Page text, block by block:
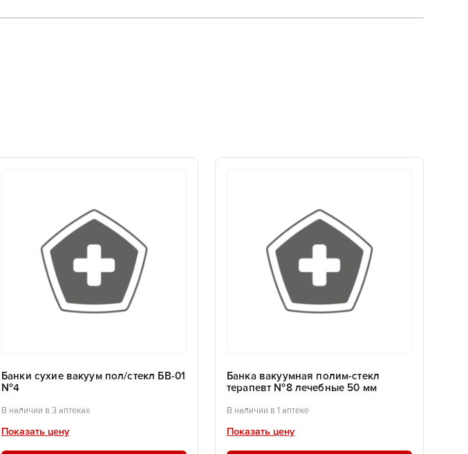
Банки сухие вакуум пол/стекл БВ-01
№4
В наличии в 3 аптеках
Показать цену
Банка вакуумная полим-стекл
терапевт №8 лечебные 50 мм
В наличии в 1 аптеке
Показать цену